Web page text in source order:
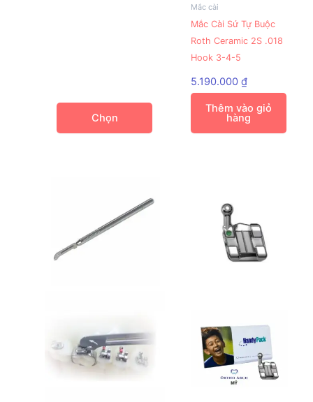
Chọn
chọn
Mắc cài
Mắc Cài Sứ Tự Buộc
Roth Ceramic 2S .018
Hook 3-4-5
5.190.000₫
Thêm vào giỏ
hàng